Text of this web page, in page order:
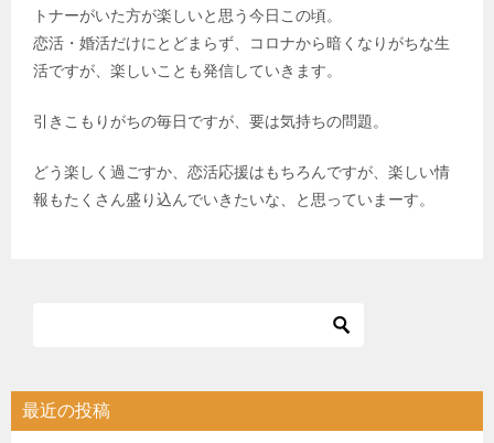
トナーがいた方が楽しいと思う今日この頃。
恋活・婚活だけにとどまらず、コロナから暗くなりがちな生
活ですが、楽しいことも発信していきます。
引きこもりがちの毎日ですが、要は気持ちの問題。
どう楽しく過ごすか、恋活応援はもちろんですが、楽しい情
報もたくさん盛り込んでいきたいな、と思っていまーす。
最近の投稿